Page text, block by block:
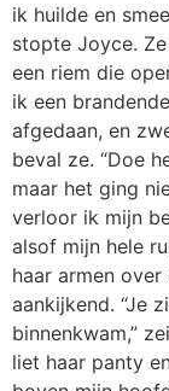
ik huilde en
stopte Joyce.
een riem die
ik een
afgedaan, en
beval ze. “Doe
maar het ging
verloor ik mijn
alsof mijn hele
haar armen
aankijkend. “Je
binnenkwam,”
liet haar panty